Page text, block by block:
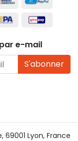
e-mail
S'abonner
69001 Lyon, France